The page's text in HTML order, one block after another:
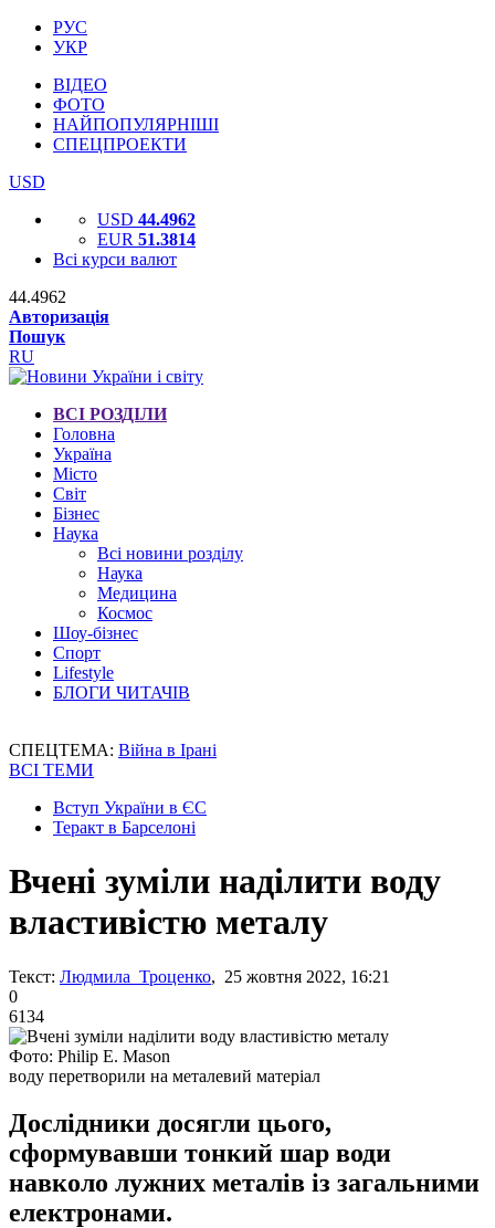
РУС
УКР
ВІДЕО
ФОТО
НАЙПОПУЛЯРНІШІ
СПЕЦПРОЕКТИ
USD
USD 44.4962
EUR 51.3814
Всі курси валют
44.4962
Авторизація
Пошук
RU
ВСІ РОЗДІЛИ
Головна
Україна
Місто
Світ
Бізнес
Наука
Всі новини розділу
Наука
Медицина
Космос
Шоу-бізнес
Спорт
Lifestyle
БЛОГИ ЧИТАЧІВ
СПЕЦТЕМА: Війна в Ірані
ВСІ ТЕМИ
Вступ України в ЄС
Теракт в Барселоні
Вчені зуміли наділити воду
властивістю металу
Текст: Людмила Троценко, 25 жовтня 2022, 16:21
0
6134
Фото: Philip E. Mason
воду перетворили на металевий матеріал
Дослідники досягли цього,
сформувавши тонкий шар води
навколо лужних металів із загальними
електронами.